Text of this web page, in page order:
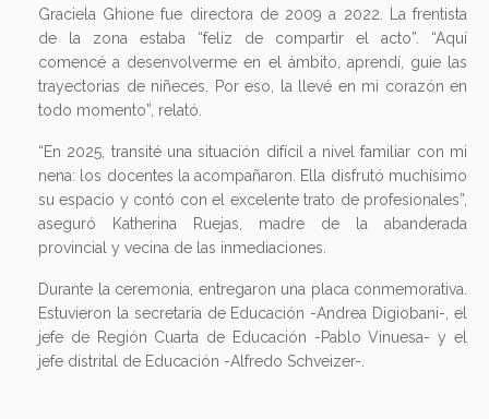
Graciela Ghione fue directora de 2009 a 2022. La frentista
de la zona estaba “feliz de compartir el acto”. “Aquí
comencé a desenvolverme en el ámbito, aprendí, guie las
trayectorias de niñeces. Por eso, la llevé en mi corazón en
todo momento”, relató.
“En 2025, transité una situación difícil a nivel familiar con mi
nena: los docentes la acompañaron. Ella disfrutó muchísimo
su espacio y contó con el excelente trato de profesionales”,
aseguró Katherina Ruejas, madre de la abanderada
provincial y vecina de las inmediaciones.
Durante la ceremonia, entregaron una placa conmemorativa.
Estuvieron la secretaria de Educación -Andrea Digiobani-, el
jefe de Región Cuarta de Educación -Pablo Vinuesa- y el
jefe distrital de Educación -Alfredo Schveizer-.